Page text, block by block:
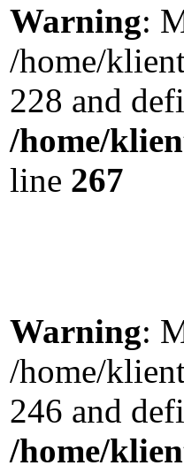
Warning:
/home/
228 and
/home/
line 267
Warning:
/home/
246 and
/home/